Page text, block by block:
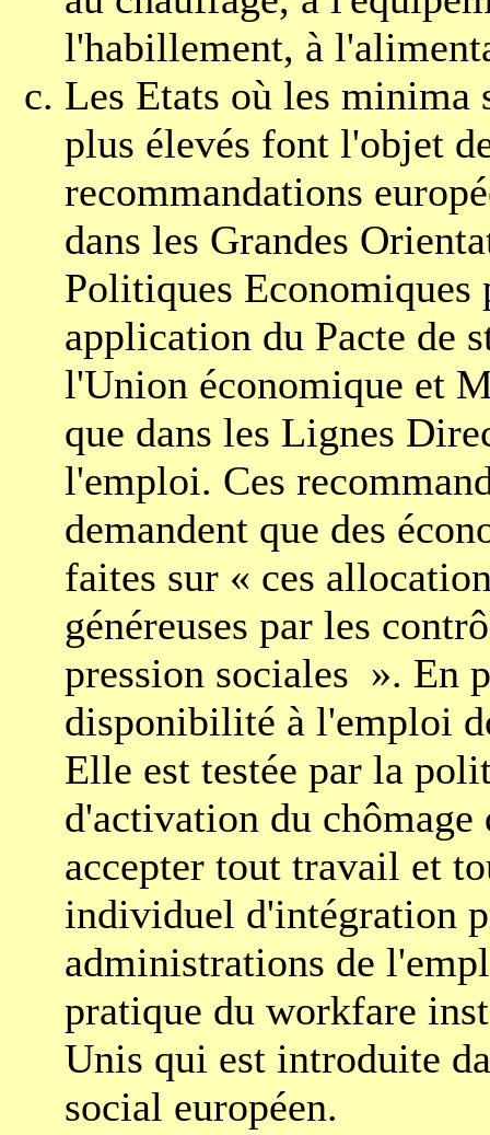
l'habillement, à
Les Etats où les minima
plus élevés font l'objet
recommandations
dans les Grandes
Politiques Economiques
application du Pacte de
l'Union économique et
que dans les Lignes
l'emploi. Ces
demandent que des
faites sur « ces
généreuses par les
pression sociales ». En
disponibilité à l'emploi
Elle est testée par la
d'activation du
accepter tout travail et
individuel d'intégration
administrations de
pratique du workfare
Unis qui est introduite
social européen.